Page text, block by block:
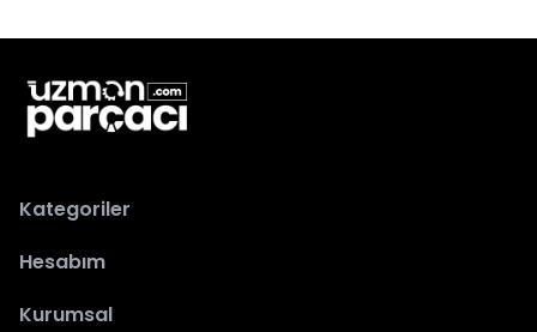
Kategoriler
Hesabım
Kurumsal